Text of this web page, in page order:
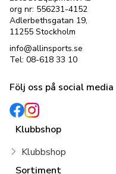
org nr: 556231-4152
Adlerbethsgatan 19,
11255 Stockholm
info@allinsports.se
Tel: 08-618 33 10
Följ oss på social media
Klubbshop
Klubbshop
Sortiment